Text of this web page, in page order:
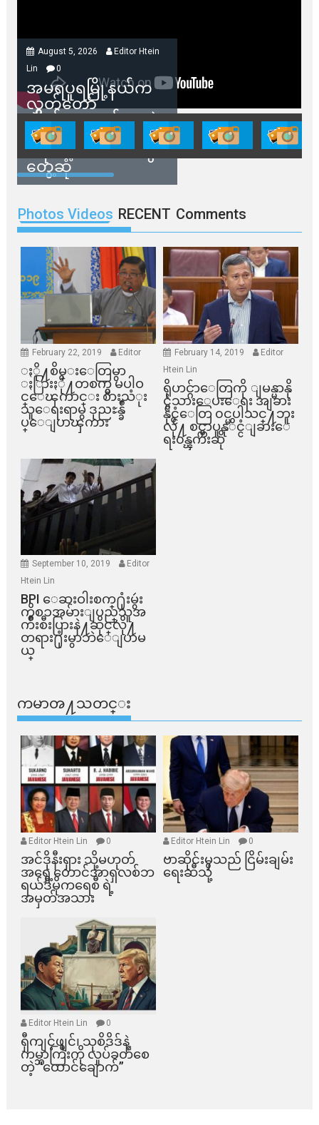
August 5, 2026
Editor Htein
Lin
0
အမရပူရမြို့နယ်က
လွှတ်တော်
ကိုယ်စားလှယ်တွေနဲ့
နေအိမ်တွေဖျက်သိမ်း
ခံရမယ့် ဒေသခံတွေ
တွေ့ဆုံ
Photos Videos RECENT Comments
February 22, 2019 Editor
ႏို႔စိမ္းေတြမွာ
ႏြားႏို႔တစက္မွ မပါဝ
င္ေၾကာင္း စားသံုး
သူေရးရာမွ ဒုညႊန္ခ်ဳ
ပ္ေျပာၾကား
February 14, 2019
Editor
Htein Lin
ရိုဟင္ဂ်ာေတြကို ျမန္မာနို
င္ငံသားေပးေရး အျခား
နိုင္ငံေတြ ၀င္မပါသင္႔ဘူး
လို႔ စင္ကာပူနုိင္ငံျခားေ
ရး၀န္ၾကီးဆို
September 10, 2019
Editor
Htein Lin
BPI ​ေဆးဝါးစက္​႐ုံးမွဴး
ကိစၥအမ်ားျပည္​သူအ
က်ိဳးစီးပြားနဲ႔ဆိုင္​လို႔
တရား႐ုံးမွာဘဲေျပာမ
ယ္​
ကမာၻ႔သတင္း
Editor Htein Lin 0
အင်ဒိုနီးရှား သို့မဟုတ်
အရှေ့တောင်အာရှလစ်ဘ
ရယ်ဒီမိုကရေစီ ရဲ့
အမှတ်အသား
Editor Htein Lin 0
ဗာဆိုင်းမှသည် ငြိမ်းချမ်း
ရေးဆီသို့
Editor Htein Lin 0
ရှီကျင့်ဖျင်၊ သုစိဒိဒ်နဲ့
ကမ္ဘာကြီးကို လှုပ်ခတ်စေ
တဲ့ “ထောင်ချောက်”